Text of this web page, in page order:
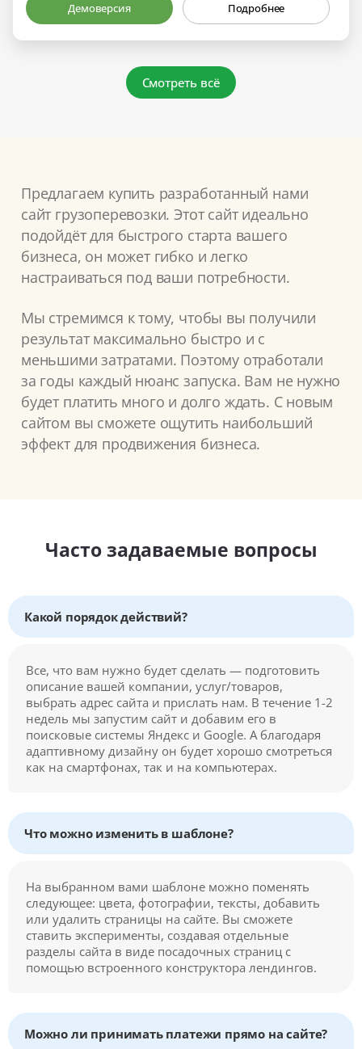
Демоверсия Подробнее
Смотреть всё
Предлагаем купить разработанный нами
сайт грузоперевозки. Этот сайт идеально
подойдёт для быстрого старта вашего
бизнеса, он может гибко и легко
настраиваться под ваши потребности.
Мы стремимся к тому, чтобы вы получили
результат максимально быстро и с
меньшими затратами. Поэтому отработали
за годы каждый нюанс запуска. Вам не нужно
будет платить много и долго ждать. С новым
сайтом вы сможете ощутить наибольший
эффект для продвижения бизнеса.
Часто задаваемые вопросы
Какой порядок действий?
Все, что вам нужно будет сделать — подготовить
описание вашей компании, услуг/товаров,
выбрать адрес сайта и прислать нам. В течение 1-2
недель мы запустим сайт и добавим его в
поисковые системы Яндекс и Google. А благодаря
адаптивному дизайну он будет хорошо смотреться
как на смартфонах, так и на компьютерах.
Что можно изменить в шаблоне?
На выбранном вами шаблоне можно поменять
следующее: цвета, фотографии, тексты, добавить
или удалить страницы на сайте. Вы сможете
ставить эксперименты, создавая отдельные
разделы сайта в виде посадочных страниц с
помощью встроенного конструктора лендингов.
Можно ли принимать платежи прямо на сайте?